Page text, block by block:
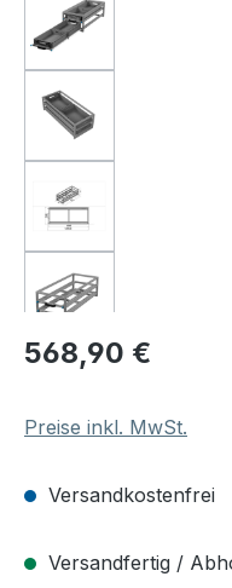
Regulärer Preis:
568,90 €
Preise inkl. MwSt.
Versandkostenfrei
Versandfertig /